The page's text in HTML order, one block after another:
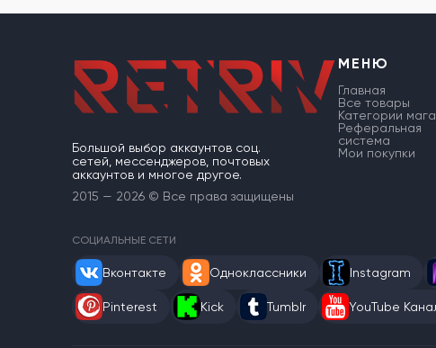
Большой выбор аккаунтов соц.
сетей, мессенджеров, почтовых
аккаунтов и многое другое.
2015 — 2026 © Все права защищены
МЕНЮ
Главная
Все товары
Категории
Реферальная
система
Мои покупки
СОЦИАЛЬНЫЕ СЕТИ
Вконтакте Одноклассники Instagram
Pinterest Kick Tumblr YouTube